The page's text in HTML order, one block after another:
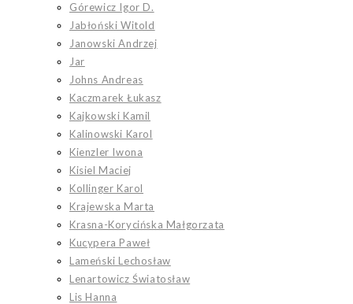
Górewicz Igor D.
Jabłoński Witold
Janowski Andrzej
Jar
Johns Andreas
Kaczmarek Łukasz
Kajkowski Kamil
Kalinowski Karol
Kienzler Iwona
Kisiel Maciej
Kollinger Karol
Krajewska Marta
Krasna-Korycińska Małgorzata
Kucypera Paweł
Lameński Lechosław
Lenartowicz Światosław
Lis Hanna